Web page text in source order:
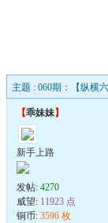
主题 : 060期：【纵
【乖妹妹】
新手上路
发帖: 4270
威望: 11923 点
铜币: 3596 枚